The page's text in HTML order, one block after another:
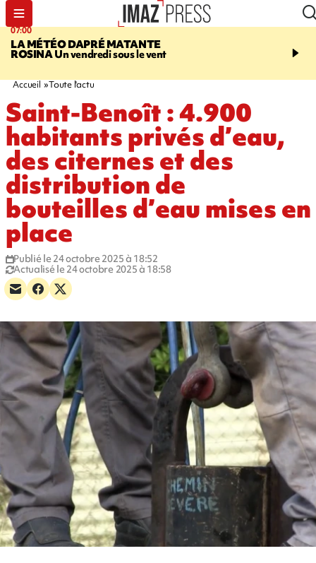
07:00
LA MÉTÉO DAPRÉ MATANTE
ROSINAUn vendredi sous le vent
07:58
téléphérique Papang
Accueil Toute l'actu
Saint-Benoît : 4.900
habitants privés d’eau,
des citernes et des
distribution de
bouteilles d’eau mises en
place
Publié le 24 octobre 2025 à 18:52
Actualisé le 24 octobre 2025 à 18:58